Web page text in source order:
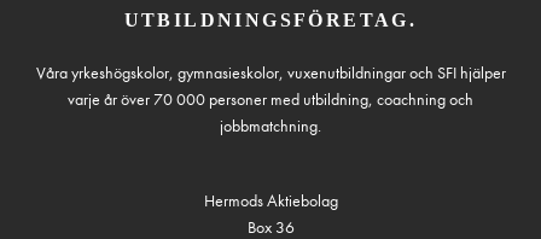
UTBILDNINGSFÖRETAG.
Våra yrkeshögskolor, gymnasieskolor, vuxenutbildningar och SFI hjälper
varje år över 70 000 personer med utbildning, coachning och
jobbmatchning.
Hermods Aktiebolag
Box 36